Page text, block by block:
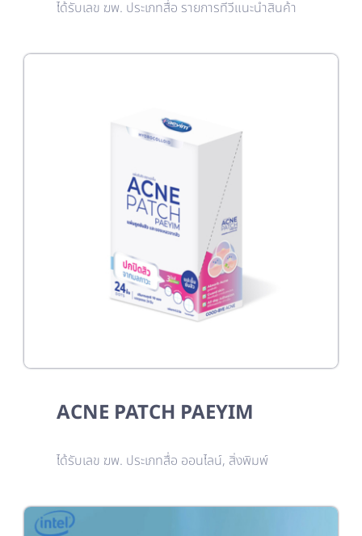
ได้รับเลข ฆพ. ประเภทสื่อ รายการทีวีแนะนำสินค้า
ACNE PATCH PAEYIM
ได้รับเลข ฆพ. ประเภทสื่อ ออนไลน์, สิ่งพิมพ์